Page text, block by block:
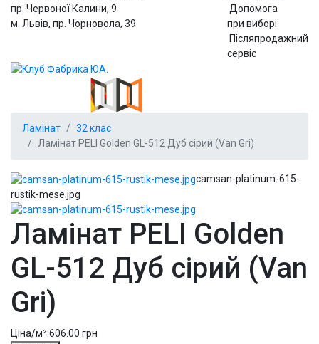
пр. Червоної Калини, 9
м. Львів, пр. Чорновола, 39
Допомога
при виборі
Післяпродажний
сервіс
Ламінат
32 клас
Ламінат PELI Golden GL-512 Дуб сірий (Van Gri)
camsan-platinum-615-
rustik-mese.jpg
Ламінат PELI Golden
GL-512 Дуб сірий (Van
Gri)
Ціна/м²:606.00 грн